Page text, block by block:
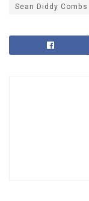
Sean Diddy Combs